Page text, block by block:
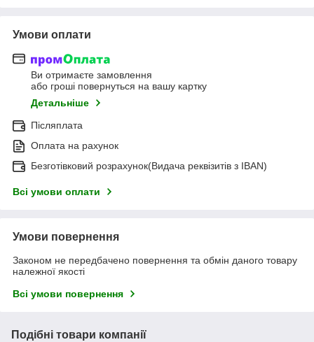
Умови оплати
Ви отримаєте замовлення
або гроші повернуться на вашу картку
Детальніше
Післяплата
Оплата на рахунок
Безготівковий розрахунок(Видача реквізитів з IBAN)
Всі умови оплати
Умови повернення
Законом не передбачено повернення та обмін даного товару
належної якості
Всі умови повернення
Подібні товари компанії